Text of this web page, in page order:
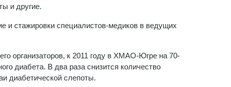
и другие.
и стажировки специалистов-медиков в ведущих
организаторов, к 2011 году в ХМАО-Югре на 70-
диабета. В два раза снизится количество
диабетической слепоты.